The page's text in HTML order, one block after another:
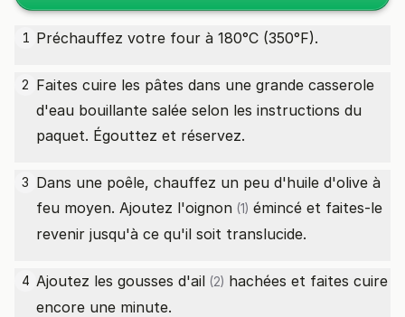
1 Préchauffez votre four à 180°C (350°F).
2 Faites cuire les pâtes dans une grande casserole
d'eau bouillante salée selon les instructions du
paquet. Égouttez et réservez.
3 Dans une poêle, chauffez un peu d'huile d'olive à
feu moyen. Ajoutez l'oignon (1) émincé et faites-le
revenir jusqu'à ce qu'il soit translucide.
4 Ajoutez les gousses d'ail (2) hachées et faites cuire
encore une minute.